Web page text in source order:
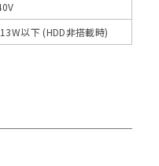
以下 (HDD非搭載時)